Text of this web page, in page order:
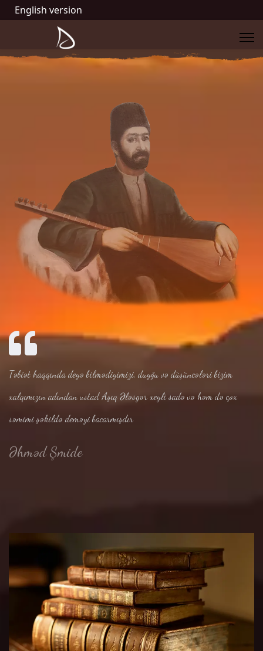
English version
Təbiət haqqında deyə bilmədiyimizi, duyğu və düşüncələri bizim
xalqımızın adından ustad Aşıq Ələsgər xeyli sadə və həm də çox
səmimi şəkildə deməyi bacarmışdır
Əhməd Şmide